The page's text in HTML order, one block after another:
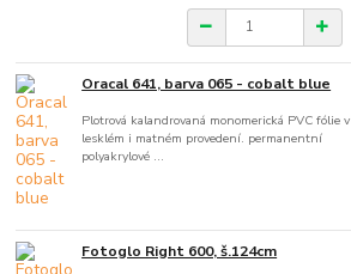
Oracal 641, barva 065 - cobalt blue
Plotrová kalandrovaná monomerická PVC fólie v
lesklém i matném provedení. permanentní
polyakrylové ...
Fotoglo Right 600, š.124cm